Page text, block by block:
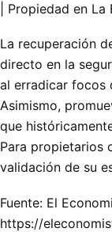
| Propiedad en La
La recuperación
directo en la
al erradicar focos
Asimismo,
que
Para propietarios
validación de su
Fuente: El
https://